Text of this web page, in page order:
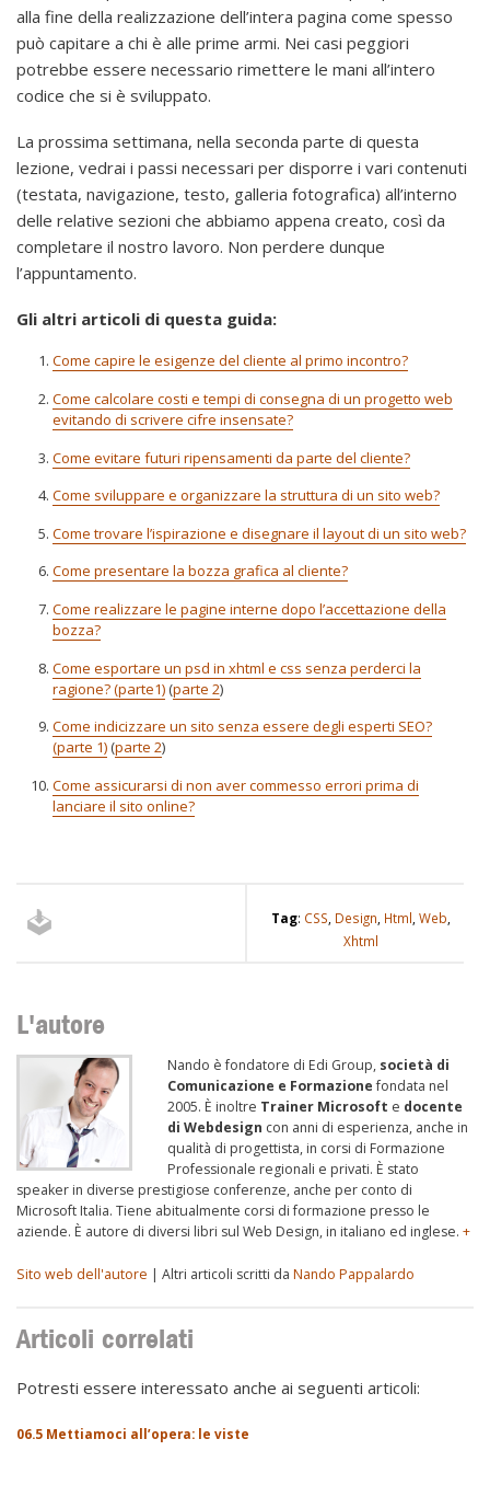
alla fine della realizzazione dell’intera pagina come spesso
può capitare a chi è alle prime armi. Nei casi peggiori
potrebbe essere necessario rimettere le mani all’intero
codice che si è sviluppato.
La prossima settimana, nella seconda parte di questa
lezione, vedrai i passi necessari per disporre i vari contenuti
(testata, navigazione, testo, galleria fotografica) all’interno
delle relative sezioni che abbiamo appena creato, così da
completare il nostro lavoro. Non perdere dunque
l’appuntamento.
Gli altri articoli di questa guida:
Come capire le esigenze del cliente al primo incontro?
Come calcolare costi e tempi di consegna di un progetto web
evitando di scrivere cifre insensate?
Come evitare futuri ripensamenti da parte del cliente?
Come sviluppare e organizzare la struttura di un sito web?
Come trovare l’ispirazione e disegnare il layout di un sito web?
Come presentare la bozza grafica al cliente?
Come realizzare le pagine interne dopo l’accettazione della
bozza?
Come esportare un psd in xhtml e css senza perderci la
ragione? (parte1)(parte 2)
Come indicizzare un sito senza essere degli esperti SEO?
(parte 1)(parte 2)
Come assicurarsi di non aver commesso errori prima di
lanciare il sito online?
Tag: CSS Design Html ,Web
Xhtml
L'autore
Nando è fondatore di Edi Group, società di
Comunicazione e Formazionefondata nel
2005. È inoltre Trainer Microsoft e docente
di Webdesign con anni di esperienza, anche in
qualità di progettista, in corsi di Formazione
Professionale regionali e privati. È stato
speaker in diverse prestigiose conferenze, anche per conto di
Microsoft Italia. Tiene abitualmente corsi di formazione presso le
aziende. È autore di diversi libri sul Web Design, in italiano ed inglese. +
Sito web dell'autore | Altri articoli scritti da Nando Pappalardo
Articoli correlati
Potresti essere interessato anche ai seguenti articoli:
06.5 Mettiamoci all’opera: le viste